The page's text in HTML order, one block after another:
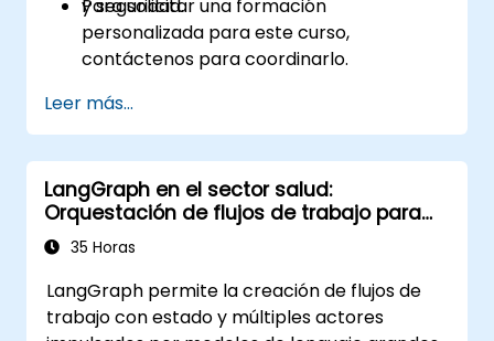
y seguridad.
Para solicitar una formación
personalizada para este curso,
contáctenos para coordinarlo.
Leer más...
LangGraph en el sector salud:
Orquestación de flujos de trabajo para
entornos regulados
35 Horas
LangGraph permite la creación de flujos de
trabajo con estado y múltiples actores